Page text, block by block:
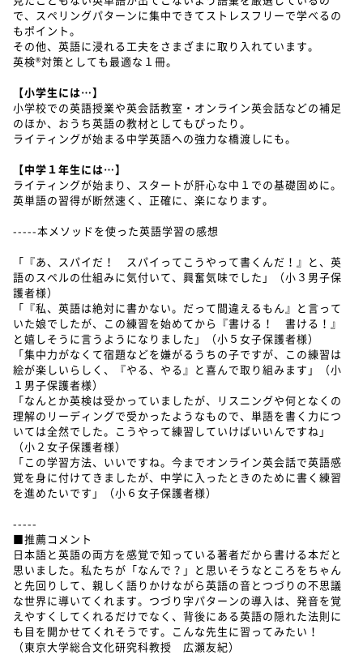
で、スペリングパターンに集中できてストレスフリーで学べるの
もポイント。
その他、英語に浸れる工夫をさまざまに取り入れています。
英検®対策としても最適な１冊。
【小学生には…】
小学校での英語授業や英会話教室・オンライン英会話などの補足
のほか、おうち英語の教材としてもぴったり。
ライティングが始まる中学英語への強力な橋渡しにも。
【中学１年生には…】
ライティングが始まり、スタートが肝心な中１での基礎固めに。
英単語の習得が断然速く、正確に、楽になります。
-----本メソッドを使った英語学習の感想
「『あ、スパイだ！ スパイってこうやって書くんだ！』と、英
語のスペルの仕組みに気付いて、興奮気味でした」（小３男子保
護者様）
「『私、英語は絶対に書かない。だって間違えるもん』と言って
いた娘でしたが、この練習を始めてから『書ける！ 書ける！』
と嬉しそうに言うようになりました」（小５女子保護者様）
「集中力がなくて宿題などを嫌がるうちの子ですが、この練習は
絵が楽しいらしく、『やる、やる』と喜んで取り組みます」（小
１男子保護者様）
「なんとか英検は受かっていましたが、リスニングや何となくの
理解のリーディングで受かったようなもので、単語を書く力につ
いては全然でした。こうやって練習していけばいいんですね」
（小２女子保護者様）
「この学習方法、いいですね。今までオンライン英会話で英語感
覚を身に付けてきましたが、中学に入ったときのために書く練習
を進めたいです」（小６女子保護者様）
-----
■推薦コメント
日本語と英語の両方を感覚で知っている著者だから書ける本だと
思いました。私たちが「なんで？」と思いそうなところをちゃん
と先回りして、親しく語りかけながら英語の音とつづりの不思議
な世界に導いてくれます。つづり字パターンの導入は、発音を覚
えやすくしてくれるだけでなく、背後にある英語の隠れた法則に
も目を開かせてくれそうです。こんな先生に習ってみたい！
（東京大学総合文化研究科教授 広瀬友紀）